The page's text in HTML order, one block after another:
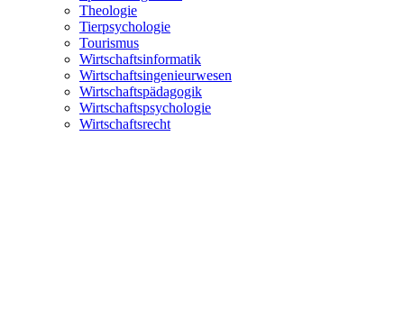
Theologie
Tierpsychologie
Tourismus
Wirtschaftsinformatik
Wirtschaftsingenieurwesen
Wirtschaftspädagogik
Wirtschaftspsychologie
Wirtschaftsrecht